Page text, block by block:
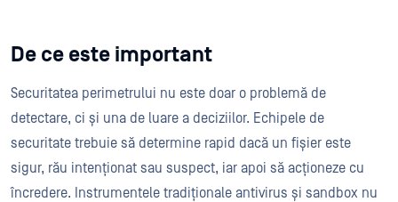
De ce este important
Securitatea perimetrului nu este doar o problemă de
detectare, ci și una de luare a deciziilor. Echipele de
securitate trebuie să determine rapid dacă un fișier este
sigur, rău intenționat sau suspect, iar apoi să acționeze cu
încredere. Instrumentele tradiționale antivirus și sandbox nu